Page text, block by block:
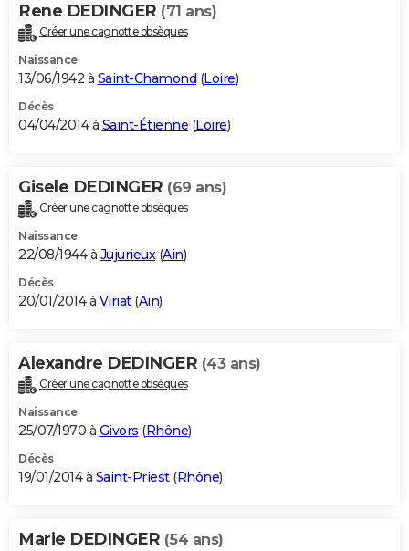
Rene DEDINGER (71 ans)
Créer une cagnotte obsèques
Naissance
13/06/1942 à Saint-Chamond (Loire)
Décès
04/04/2014 à Saint-Étienne (Loire)
Gisele DEDINGER (69 ans)
Créer une cagnotte obsèques
Naissance
22/08/1944 à Jujurieux(Ain)
Décès
20/01/2014 à Viriat(Ain)
Alexandre DEDINGER (43 ans)
Créer une cagnotte obsèques
Naissance
25/07/1970 à Givors (Rhône)
Décès
19/01/2014 à Saint-Priest(Rhône)
Marie DEDINGER (54 ans)